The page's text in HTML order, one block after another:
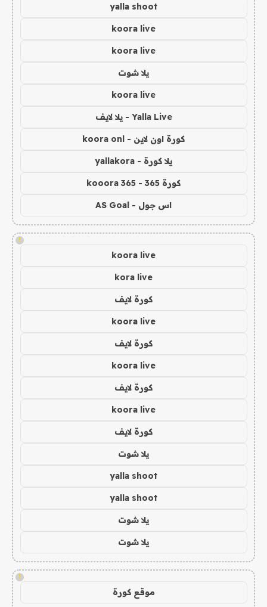
yalla shoot
koora live
koora live
يلا شوت
koora live
Yalla Live - يلا لايف
كورة اون لاين - koora onl
يلا كورة - yallakora
كورة 365 - kooora 365
اس جول - AS Goal
!
koora live
kora live
كورة لايف
koora live
كورة لايف
koora live
كورة لايف
koora live
كورة لايف
يلا شوت
yalla shoot
yalla shoot
يلا شوت
يلا شوت
!
موقع كورة